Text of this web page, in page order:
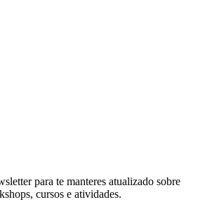
para te manteres atualizado sobre
cursos e atividades.